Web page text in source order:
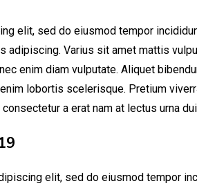
elit, sed do eiusmod tempor
adipiscing. Varius sit amet mattis
enim diam vulputate. Aliquet
lobortis scelerisque. Pretium
a erat nam at lectus urna
elit, sed do eiusmod tempor